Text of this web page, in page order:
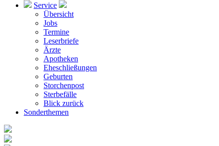
Service
Übersicht
Jobs
Termine
Leserbriefe
Ärzte
Apotheken
Eheschließungen
Geburten
Storchenpost
Sterbefälle
Blick zurück
Sonderthemen